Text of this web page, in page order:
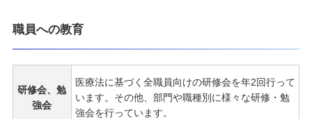
職員への教育
研修会、勉
強会
医療法に基づく全職員向けの研修会を年2回行って
います。その他、部門や職種別に様々な研修・勉
強会を行っています。